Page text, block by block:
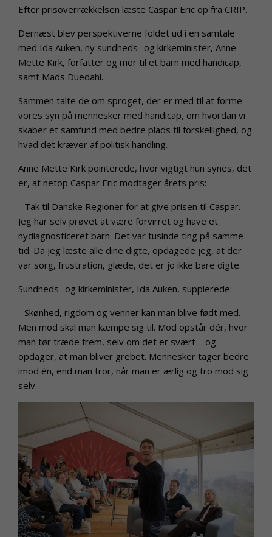
Efter prisoverrækkelsen læste Caspar Eric op fra CRIP.
Dernæst blev perspektiverne foldet ud i en samtale
med Ida Auken, ny sundheds- og kirkeminister, Anne
Mette Kirk, forfatter og mor til et barn med handicap,
samt Mads Duedahl.
Sammen talte de om sproget, der er med til at forme
vores syn på mennesker med handicap, om hvordan vi
skaber et samfund med bedre plads til forskellighed, og
hvad det kræver af politisk handling.
Anne Mette Kirk pointerede, hvor vigtigt hun synes, det
er, at netop Caspar Eric modtager årets pris:
- Tak til Danske Regioner for at give prisen til Caspar.
Jeg har selv prøvet at være forvirret og have et
nydiagnosticeret barn. Det var tusinde ting på samme
tid. Da jeg læste alle dine digte, opdagede jeg, at der
var sorg, frustration, glæde, det er jo ikke bare digte.
Sundheds- og kirkeminister, Ida Auken, supplerede:
- Skønhed, rigdom og venner kan man blive født med.
Men mod skal man kæmpe sig til. Mod opstår dér, hvor
man tør træde frem, selv om det er svært – og
opdager, at man bliver grebet. Mennesker tager bedre
imod én, end man tror, når man er ærlig og tro mod sig
selv.